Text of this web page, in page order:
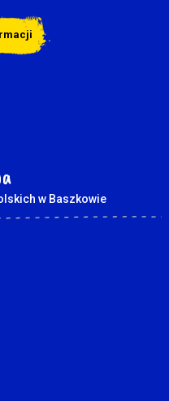
w Baszkowie